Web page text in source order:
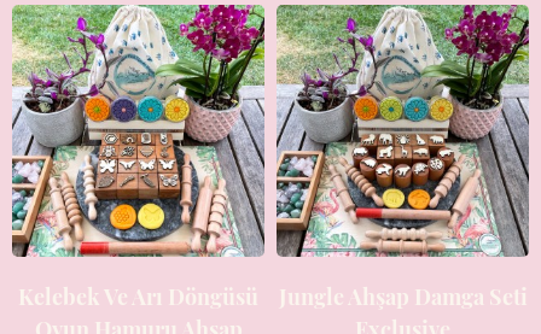
Kelebek Ve Arı Döngüsü
Jungle Ahşap Damga Seti